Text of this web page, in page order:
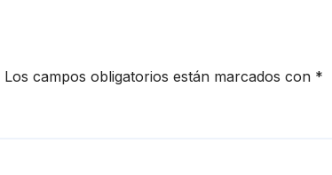
Los campos obligatorios están marcados con *